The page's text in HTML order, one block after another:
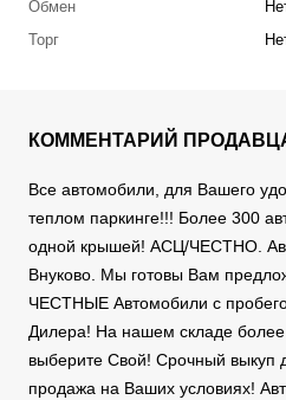
Обмен
Торг
КОММЕНТАРИЙ
Все автомобили, для Вашего
теплом паркинге!!! Более 300
одной крышей! АСЦ/ЧЕСТНО.
Внуково. Мы готовы Вам
ЧЕСТНЫЕ Автомобили с
Дилера! На нашем складе более
выберите Свой! Срочный выкуп
продажа на Ваших условиях!